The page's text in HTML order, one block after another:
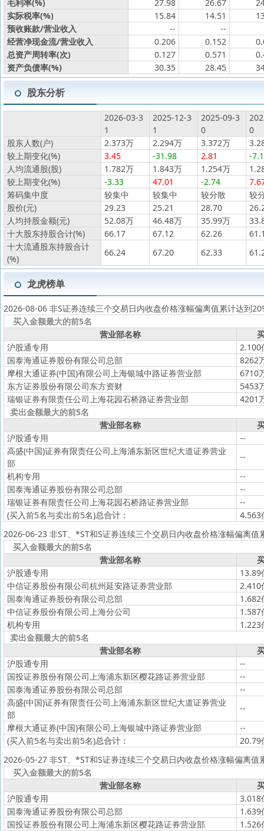
毛利率(%) 27.98 26.67
实际税率(%)
15.84 14.51
预收账款/营业收入
--
--
经营净现金流/营业收入
0.206 0.152
总资产周转率(次)
0.127 0.571
资产负债率(%)
30.35 28.45
股东分析
2026-03-3
1
2025-12-3
1
2025-09-3
0
0
股东人数(户)
2.373万 2.294万 3.372万
较上期变化(%)
3.45 -31.98 2.81
-
人均流通股(股)
1.782万 1.843万 1.254万
较上期变化(%)
-3.33 47.01 -2.74
筹码集中度
较集中 较集中 较分散
较
股价(元)
29.23 25.21 28.70
人均持股金额(元)
52.08万 46.48万 35.99万
十大股东持股合计(%)
66.17 67.12 62.26
十大流通股东持股合计
(%)
66.24 67.20 62.33
龙虎榜单
2026-08-06 非S证券连续三个交易日内收盘价格涨幅偏离值累计达到
买入金额最大的前5名
营业部名称
沪股通专用
2.100
国泰海通证券股份有限公司总部
8262
摩根大通证券(中国)有限公司上海银城中路证券营业部
6710
东方证券股份有限公司东方资财
5453
瑞银证券有限责任公司上海花园石桥路证券营业部
4201
卖出金额最大的前5名
营业部名称
沪股通专用
--
高盛(中国)证券有限责任公司上海浦东新区世纪大道证券营业
部
--
机构专用
--
国泰海通证券股份有限公司总部
--
瑞银证券有限责任公司上海花园石桥路证券营业部
--
(买入前5名与卖出前5名)总合计：
4.563
2026-06-23 非ST、*ST和S证券连续三个交易日内收盘价格涨幅偏离值
买入金额最大的前5名
营业部名称
沪股通专用
13.89
中信证券股份有限公司杭州延安路证券营业部
2.410
国泰海通证券股份有限公司总部
1.682
中信证券股份有限公司上海分公司
1.587
机构专用
1.223
卖出金额最大的前5名
营业部名称
沪股通专用
--
国投证券股份有限公司上海浦东新区樱花路证券营业部
--
国泰海通证券股份有限公司总部
--
高盛(中国)证券有限责任公司上海浦东新区世纪大道证券营业
部
--
摩根大通证券(中国)有限公司上海银城中路证券营业部
--
(买入前5名与卖出前5名)总合计：
20.79
2026-05-27 非ST、*ST和S证券连续三个交易日内收盘价格涨幅偏离值
买入金额最大的前5名
营业部名称
沪股通专用
3.018
国泰海通证券股份有限公司总部
1.639
国投证券股份有限公司上海浦东新区樱花路证券营业部
1.526